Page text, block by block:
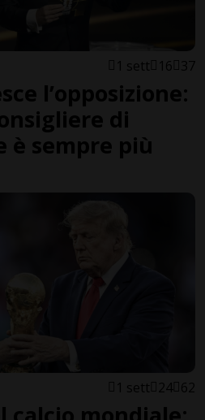
1 sett 16 37
l’opposizione:
di
è sempre più
1 sett 24 62